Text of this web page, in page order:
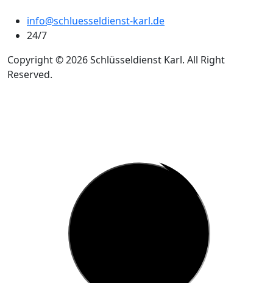
info@schluesseldienst-karl.de
24/7
Copyright © 2026 Schlüsseldienst Karl. All Right
Reserved.